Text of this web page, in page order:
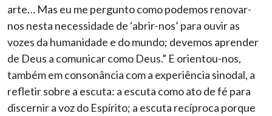
arte… Mas eu me pergunto como podemos renovar-
nos nesta necessidade de ‘abrir-nos’ para ouvir as
vozes da humanidade e do mundo; devemos aprender
de Deus a comunicar como Deus.” E orientou-nos,
também em consonância com a experiência sinodal, a
refletir sobre a escuta: a escuta como ato de fé para
discernir a voz do Espírito; a escuta recíproca porque